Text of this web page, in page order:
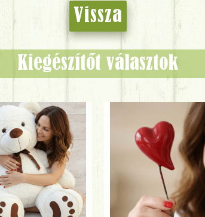
Vissza
Kiegészítőt választok